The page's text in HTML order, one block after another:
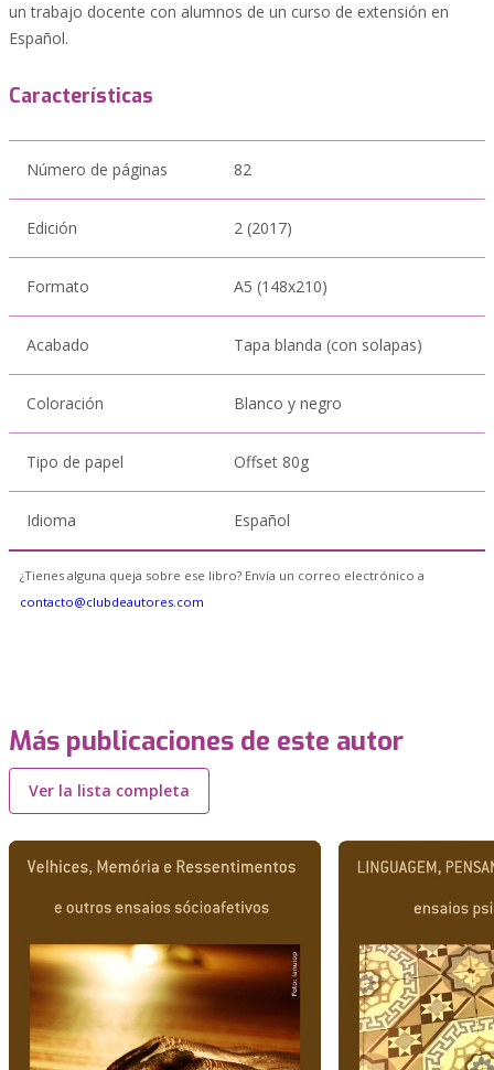
un trabajo docente con alumnos de un curso de extensión en
Español.
Características
Número de páginas 82
Edición 2 (2017)
Formato A5 (148x210)
Acabado Tapa blanda (con solapas)
Coloración Blanco y negro
Tipo de papel Offset 80g
Idioma Español
¿Tienes alguna queja sobre ese libro? Envía un correo electrónico a
contacto@clubdeautores.com
Más publicaciones de este autor
Ver la lista completa